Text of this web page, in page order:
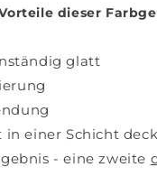
dieser
glatt
in einer Schicht
- eine zweite